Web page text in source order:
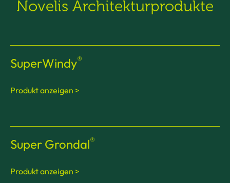
Novelis Architekturprodukte
SuperWindy®
Produkt anzeigen >
Super Grondal®
Produkt anzeigen >